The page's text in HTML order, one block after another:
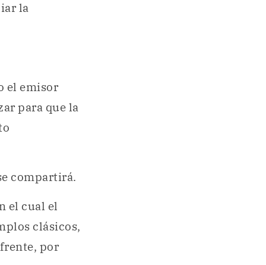
la
el emisor
para que la
compartirá.
el cual el
clásicos,
por